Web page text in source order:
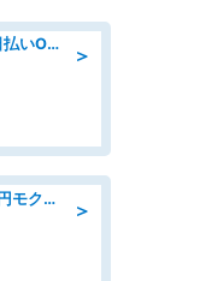
＞
マシンオペレーター/未経験OK/日払いOK/寮完備/交替制/20・30・40代活躍中
＞
品出し・ピッキング/高時給1550円モクモクと指示書通りに仕分け・品出し